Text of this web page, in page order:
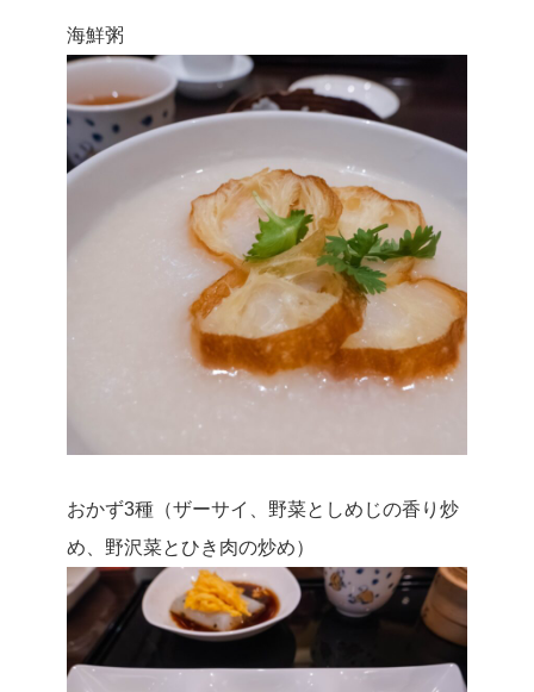
海鮮粥
おかず3種（ザーサイ、野菜としめじの香り炒
め、野沢菜とひき肉の炒め）